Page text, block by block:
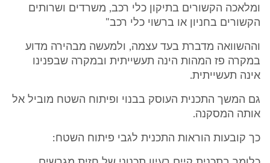
ומלאכה הקשורים בתיקון כלי רכב, משרדים ושרותים
הקשורים בחניון או ברשוי כלי רכב"
וההשוואה מדברת בעד עצמה, ולמעשה מבהירה מדוע
במקרה פז המהות הינה תעשייתית ובמקרה שבפנינו
אינה תעשייתית.
גם המשך התכנית העוסק בבנוי ופיתוח השטח מוביל אל
אותה המסקנה.
כך קובעות הוראות התכנית לגבי פיתוח השטח: